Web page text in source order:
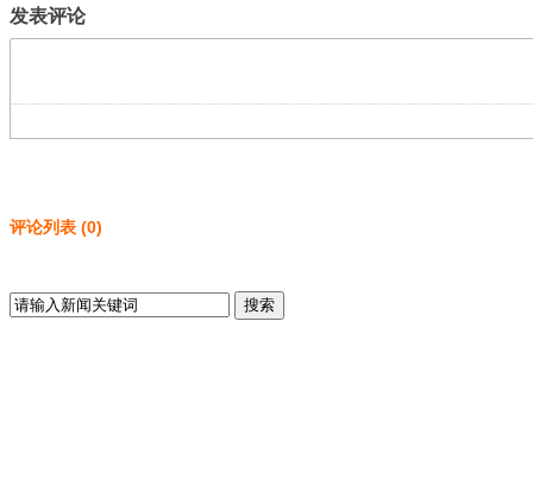
发表评论
评论列表 (0)